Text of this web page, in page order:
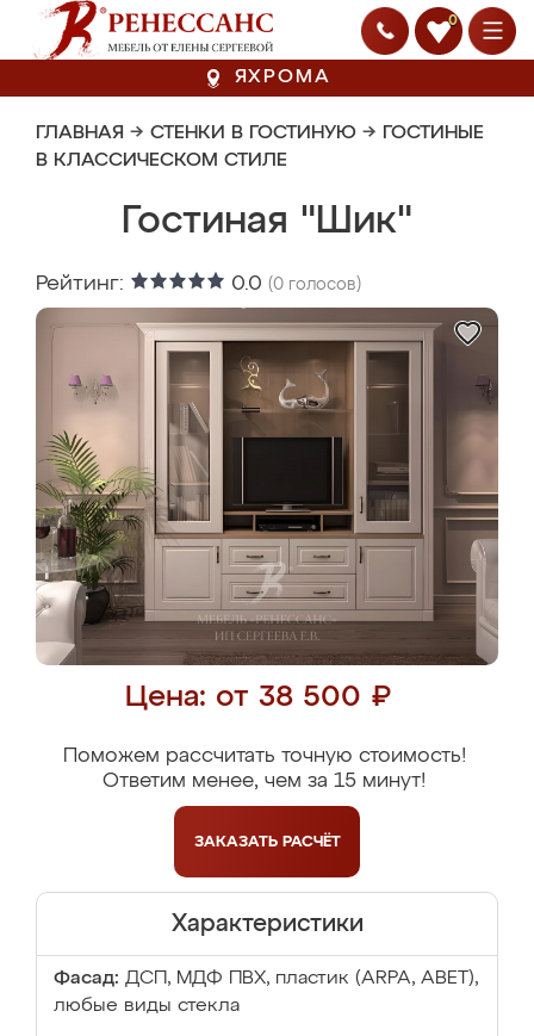
0
ЯХРОМА
ГЛАВНАЯ → СТЕНКИ В ГОСТИНУЮ → ГОСТИНЫЕ
В КЛАССИЧЕСКОМ СТИЛЕ
Гостиная "Шик"
Рейтинг: 0.0 (0 голосов)
Цена: от 38 500 ₽
Поможем рассчитать точную стоимость!
Ответим менее, чем за 15 минут!
ЗАКАЗАТЬ РАСЧЁТ
Характеристики
Фасад: ДСП, МДФ ПВХ, пластик (ARPA, ABET),
любые виды стекла